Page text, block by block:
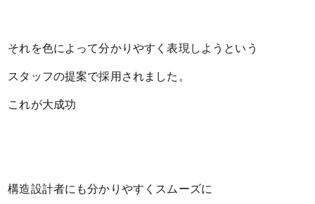
それを色によって分かりやすく表現しようという
スタッフの提案で採用されました。
これが大成功
構造設計者にも分かりやすくスムーズに